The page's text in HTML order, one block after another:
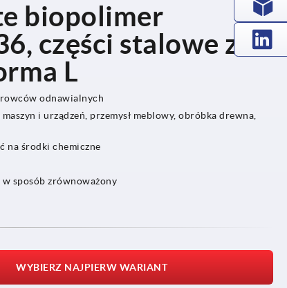
biopolimer
części stalowe ze
L
odnawialnych
i urządzeń, przemysł meblowy, obróbka drewna,
na środki chemiczne
sposób zrównoważony
WYBIERZ NAJPIERW WARIANT